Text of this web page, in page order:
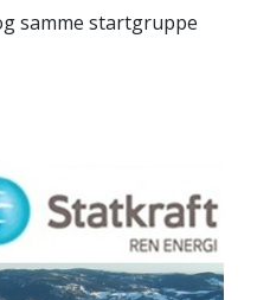
samme startgruppe